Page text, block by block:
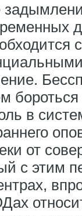
в
от
с этим